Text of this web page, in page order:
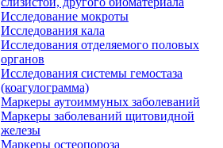
Исследование мокроты
Исследования кала
Исследования отделяемого половых
органов
Исследования системы гемостаза
(коагулограмма)
Маркеры аутоиммуных заболеваний
Маркеры заболеваний щитовидной
железы
Маркеры остеопороза